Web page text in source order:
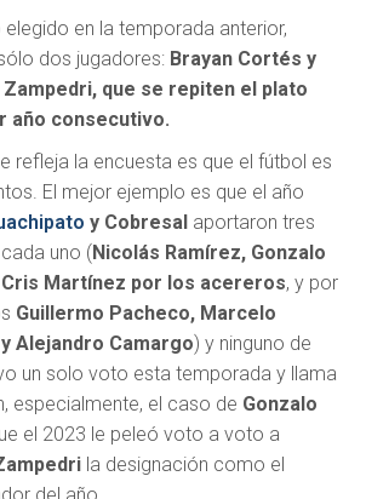
elegido en la temporada anterior,
dos jugadores: Brayan Cortés y
Zampedri, que se repiten el plato
año consecutivo.
refleja la encuesta es que el fútbol es
El mejor ejemplo es que el año
y Cobresalaportaron tres
uno (Nicolás Ramírez, Gonzalo
Martínez por los acereros, y por
Guillermo Pacheco, Marcelo
Alejandro Camargo) y ninguno de
un solo voto esta temporada y llama
especialmente, el caso de Gonzalo
el 2023 le peleó voto a voto a
la designación como el